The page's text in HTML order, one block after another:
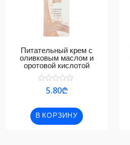
Питательный крем с
оливковым маслом и
оротовой кислотой
Оценка
5
5.80₾
В КОРЗИНУ